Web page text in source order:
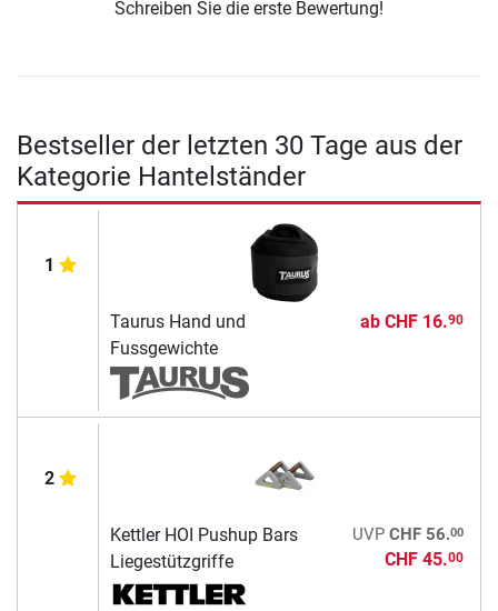
Schreiben Sie die erste Bewertung!
Bestseller der letzten 30 Tage aus der
Kategorie Hantelständer
1
Taurus Hand und
Fussgewichte
ab CHF 16.90
2
Kettler HOI Pushup Bars
Liegestützgriffe
UVP CHF 56.00
CHF 45.00